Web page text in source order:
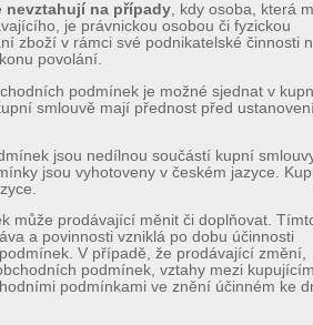
nevztahují na případy, kdy osoba, která
je právnickou osobou či fyzickou
zboží v rámci své podnikatelské činnosti
povolání.
podmínek je možné sjednat v
smlouvě mají přednost před
jsou nedílnou součástí kupní
jsou vyhotoveny v českém jazyce.
může prodávající měnit či doplňovat.
a povinnosti vzniklá po dobu účinnosti
V případě, že prodávající změní,
podmínek, vztahy mezi
podmínkami ve znění účinném ke